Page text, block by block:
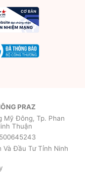
PRAZ
Mỹ Đông, Tp. Phan
Thuận
Và Đầu Tư Tỉnh Ninh